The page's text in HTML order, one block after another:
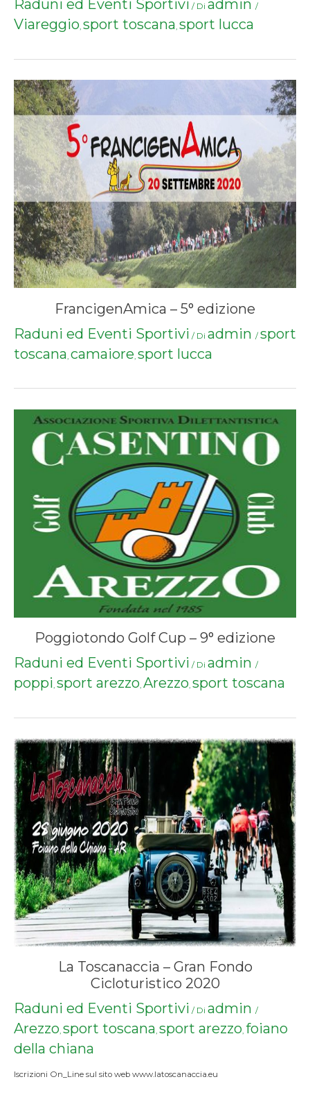
Raduni ed Eventi Sportivi / Di admin /
Viareggio, sport toscana, sport lucca
FrancigenAmica – 5° edizione
Raduni ed Eventi Sportivi / Di admin /sport
toscana camaiore sport lucca
Poggiotondo Golf Cup – 9° edizione
Raduni ed Eventi Sportivi / Di admin /
poppi, sport arezzo, Arezzo, sport toscana
La Toscanaccia – Gran Fondo
Cicloturistico 2020
Raduni ed Eventi Sportivi / Di admin /
Arezzo, sport toscana, sport arezzo, foiano
della chiana
Iscrizioni On_Line sul sito web www.latoscanaccia.eu